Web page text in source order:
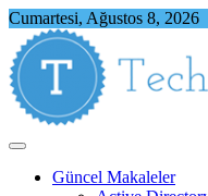
Skip
content
Cumartesi, Ağustos 8, 2026
Güncel Makaleler